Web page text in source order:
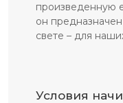
произведенную
он
свете – для
Условия